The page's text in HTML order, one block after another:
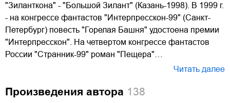
"Зиланткона" - "Большой Зилант" (Казань-1998). В 1999 г.
- на конгрессе фантастов "Интерпресскон-99" (Санкт-
Петербург) повесть "Горелая Башня" удостоена премии
"Интерпресскон". На четвертом конгрессе фантастов
России "Странник-99" роман "Пещера"…
Читать далее
Произведения автора 138